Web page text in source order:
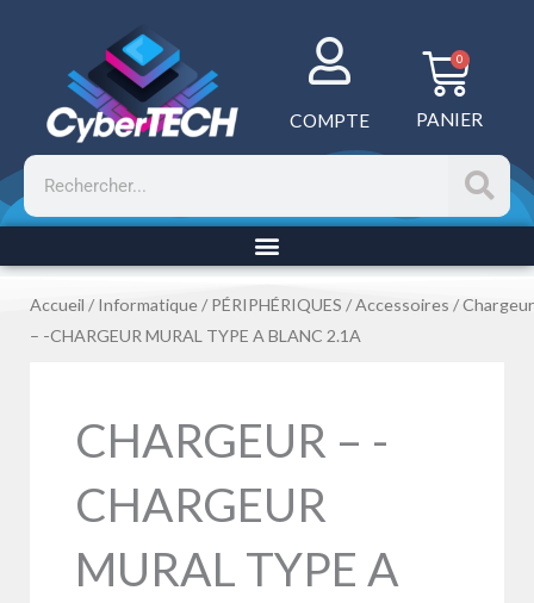
COMPTE
0
PANIER
Rechercher
Accueil /Informatique / PÉRIPHÉRIQUES /Accessoires /Chargeur
– -CHARGEUR MURAL TYPE A BLANC 2.1A
CHARGEUR – -
CHARGEUR
MURAL TYPE A